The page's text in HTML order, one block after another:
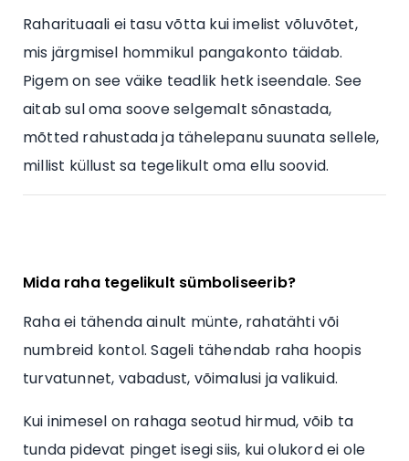
Raharituaali ei tasu võtta kui imelist võluvõtet,
mis järgmisel hommikul pangakonto täidab.
Pigem on see väike teadlik hetk iseendale. See
aitab sul oma soove selgemalt sõnastada,
mõtted rahustada ja tähelepanu suunata sellele,
millist küllust sa tegelikult oma ellu soovid.
Mida raha tegelikult sümboliseerib?
Raha ei tähenda ainult münte, rahatähti või
numbreid kontol. Sageli tähendab raha hoopis
turvatunnet, vabadust, võimalusi ja valikuid.
Kui inimesel on rahaga seotud hirmud, võib ta
tunda pidevat pinget isegi siis, kui olukord ei ole